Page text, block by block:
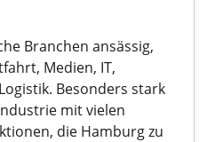
Branchen ansässig,
Medien, IT,
Besonders stark
mit vielen
die Hamburg zu